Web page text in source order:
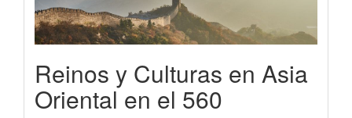
Reinos y Culturas en Asia
Oriental en el 560